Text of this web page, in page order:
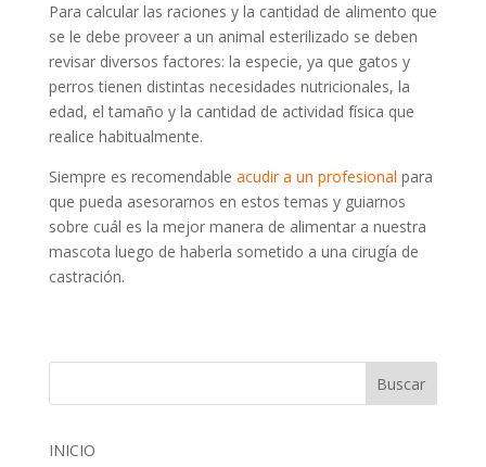
Para calcular las raciones y la cantidad de alimento que
se le debe proveer a un animal esterilizado se deben
revisar diversos factores: la especie, ya que gatos y
perros tienen distintas necesidades nutricionales, la
edad, el tamaño y la cantidad de actividad física que
realice habitualmente.
Siempre es recomendable acudir a un profesional para
que pueda asesorarnos en estos temas y guiarnos
sobre cuál es la mejor manera de alimentar a nuestra
mascota luego de haberla sometido a una cirugía de
castración.
INICIO